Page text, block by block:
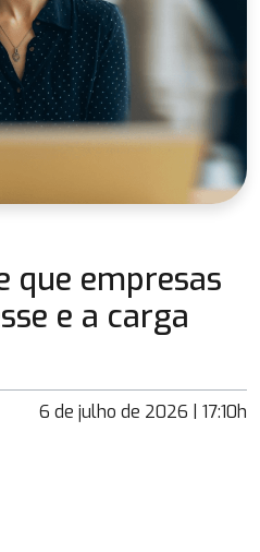
que empresas
e a carga
6 de julho de 2026 | 17:10h